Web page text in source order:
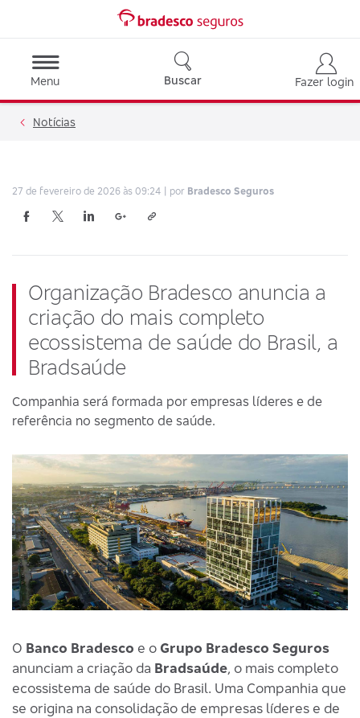
Menu Buscar Fazer login
Notícias
27 de fevereiro de 2026 às 09:24 por Bradesco Seguros
Organização Bradesco anuncia a
criação do mais completo
ecossistema de saúde do Brasil, a
Bradsaúde
Companhia será formada por empresas líderes e de
referência no segmento de saúde.
O Banco Bradesco e o Grupo Bradesco Seguros
anunciam a criação da Bradsaúde, o mais completo
ecossistema de saúde do Brasil. Uma Companhia que
se origina na consolidação de empresas líderes e de